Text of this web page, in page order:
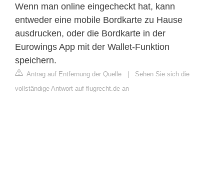
Wenn man online eingecheckt hat, kann
entweder eine mobile Bordkarte zu Hause
ausdrucken, oder die Bordkarte in der
Eurowings App mit der Wallet-Funktion
speichern.
Antrag auf Entfernung der Quelle | Sehen Sie sich die
vollständige Antwort auf flugrecht.de an